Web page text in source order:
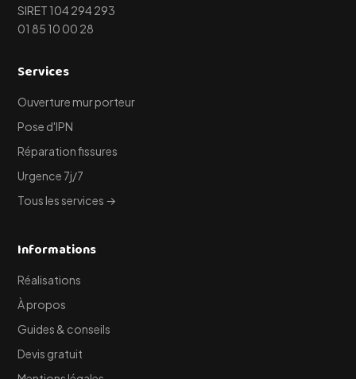
SIRET 104 294 293
01 85 10 00 28
Services
Ouverture mur porteur
Pose d'IPN
Réparation fissures
Urgence 7j/7
Tous les services →
Informations
Réalisations
À propos
Guides & conseils
Devis gratuit